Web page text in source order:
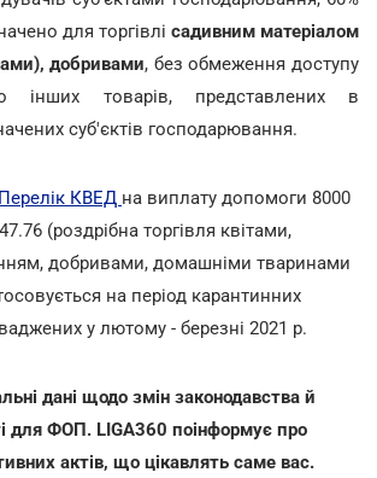
для торгівлі садивним матеріалом
добривами, без обмеження доступу
інших товарів, представлених в
суб'єктів господарювання.
Перелік КВЕД на виплату допомоги 8000
(роздрібна торгівля квітами,
добривами, домашніми тваринами
на період карантинних
у лютому - березні 2021 р.
дані щодо змін законодавства й
для ФОП. LIGA360 поінформує про
актів, що цікавлять саме вас.